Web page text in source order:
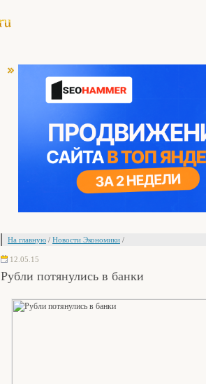
На главную / Новости Экономики /
12.05.15
Рубли потянулись в банки